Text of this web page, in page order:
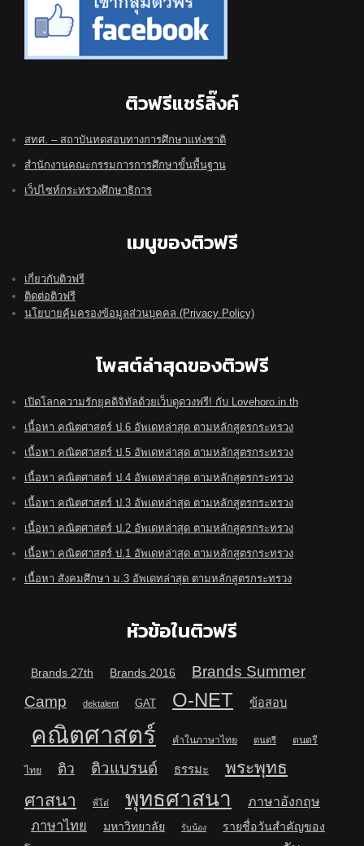
ติวฟรีแชร์ลิ๊งค์
สทศ. – สถาบันทดสอบทางการศึกษาแห่งชาติ
สำนักงานคณะกรรมการการศึกษาขั้นพื้นฐาน
เว็ปไซท์กระทรวงศึกษาธิการ
เมนูของติวฟรี
เกี่ยวกับติวฟรี
ติดต่อติวฟรี
นโยบายคุ้มครองข้อมูลส่วนบุคคล (Privacy Policy)
โพสต์ล่าสุดของติวฟรี
เปิดโลกความรักยุคดิจิทัลด้วยเว็บดูดวงฟรี! กับ Lovehoro.in.th
เนื้อหา คณิตศาสตร์ ป.6 อัพเดทล่าสุด ตามหลักสูตรกระทรวง
เนื้อหา คณิตศาสตร์ ป.5 อัพเดทล่าสุด ตามหลักสูตรกระทรวง
เนื้อหา คณิตศาสตร์ ป.4 อัพเดทล่าสุด ตามหลักสูตรกระทรวง
เนื้อหา คณิตศาสตร์ ป.3 อัพเดทล่าสุด ตามหลักสูตรกระทรวง
เนื้อหา คณิตศาสตร์ ป.2 อัพเดทล่าสุด ตามหลักสูตรกระทรวง
เนื้อหา คณิตศาสตร์ ป.1 อัพเดทล่าสุด ตามหลักสูตรกระทรวง
เนื้อหา สังคมศึกษา ม.3 อัพเดทล่าสุด ตามหลักสูตรกระทรวง
หัวข้อในติวฟรี
Brands 27th Brands 2016
Brands Summer
Camp
dektalent GAT O-NET ข้อสอบ
คณิตศาสตร์ คำในภาษาไทย ดนตรี ดนตรี
ไทย ติว ติวแบรนด์ ธรรมะ
พระพุทธ
ศาสนา
พี่โต๋ พุทธศาสนา ภาษาอังกฤษ
ภาษาไทย มหาวิทยาลัย รับน้อง
รายชื่อวันสำคัญของ